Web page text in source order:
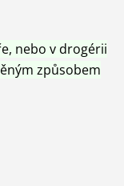
nebo v drogérii
způsobem